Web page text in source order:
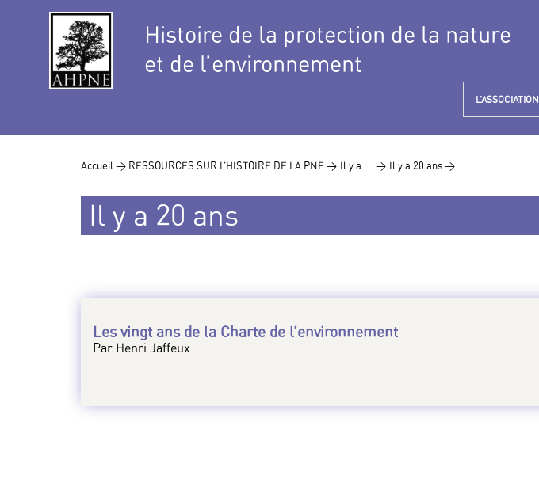
Histoire de la protection de la nature
et de l’environnement
L’ASSOCIATION
Accueil > RESSOURCES SUR L’HISTOIRE DE LA PNE > Il y a ... > Il y a 20 ans >
Il y a 20 ans
Les vingt ans de la Charte de l’environnement
Par Henri Jaffeux .